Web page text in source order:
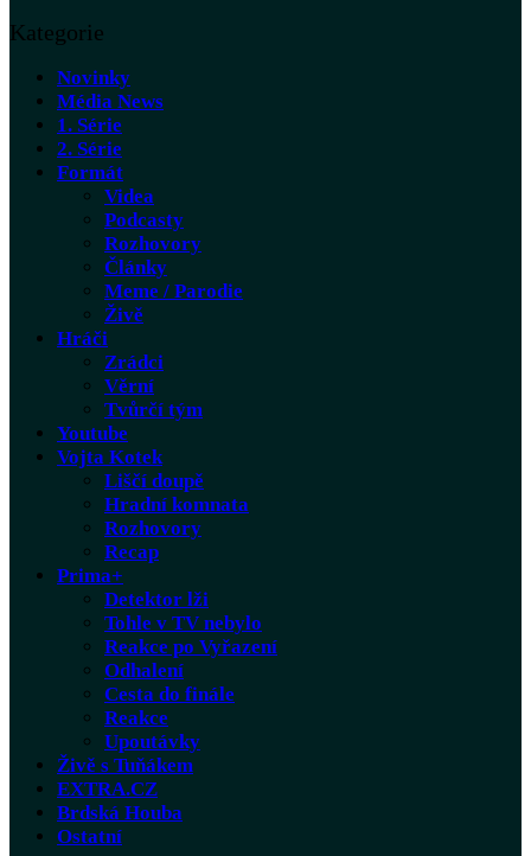
Kategorie
Novinky
Média News
1. Série
2. Série
Formát
Videa
Podcasty
Rozhovory
Články
Meme / Parodie
Živě
Hráči
Zrádci
Věrní
Tvůrčí tým
Youtube
Vojta Kotek
Liščí doupě
Hradní komnata
Rozhovory
Recap
Prima+
Detektor lži
Tohle v TV nebylo
Reakce po Vyřazení
Odhalení
Cesta do finále
Reakce
Upoutávky
Živě s Tuňákem
EXTRA.CZ
Brdská Houba
Ostatní